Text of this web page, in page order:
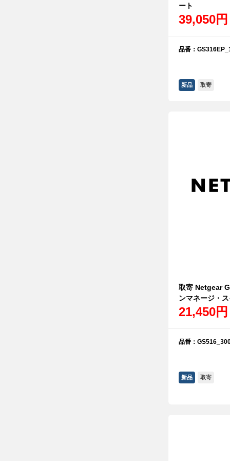
ート
39,050円
品番：
新品 取寄
取寄 Netgear
ンマネージ・
21,450円
品番：
新品 取寄